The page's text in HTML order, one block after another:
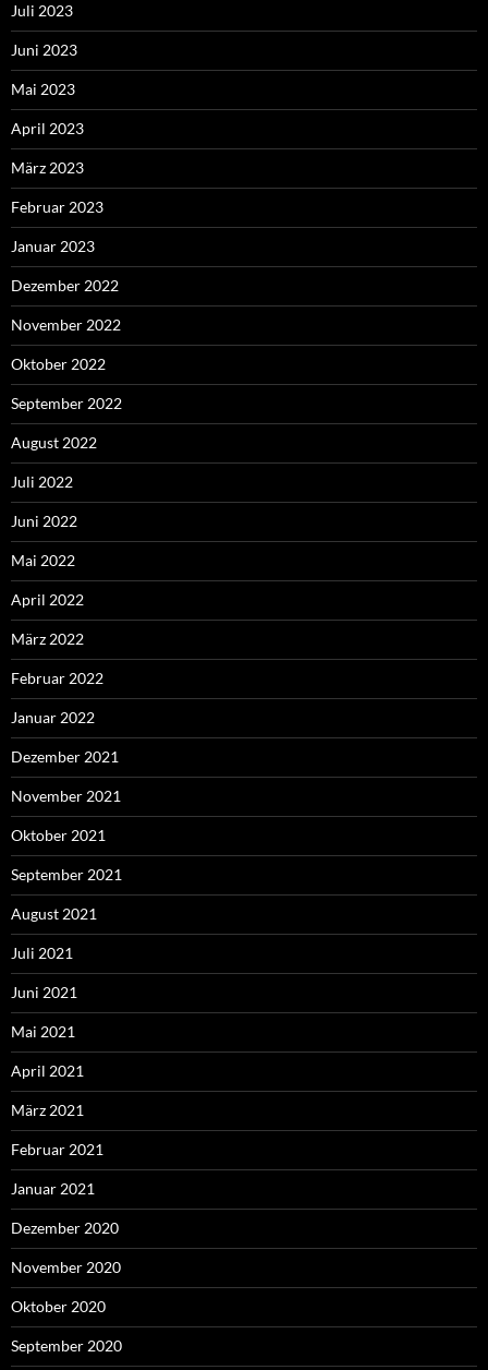
Juli 2023
Juni 2023
Mai 2023
April 2023
März 2023
Februar 2023
Januar 2023
Dezember 2022
November 2022
Oktober 2022
September 2022
August 2022
Juli 2022
Juni 2022
Mai 2022
April 2022
März 2022
Februar 2022
Januar 2022
Dezember 2021
November 2021
Oktober 2021
September 2021
August 2021
Juli 2021
Juni 2021
Mai 2021
April 2021
März 2021
Februar 2021
Januar 2021
Dezember 2020
November 2020
Oktober 2020
September 2020